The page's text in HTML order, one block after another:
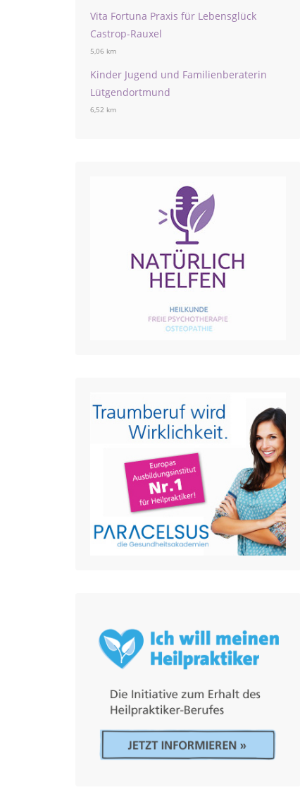
Vita Fortuna Praxis für Lebensglück
Castrop-Rauxel
5,06 km
Kinder Jugend und Familienberaterin
Lütgendortmund
6,52 km